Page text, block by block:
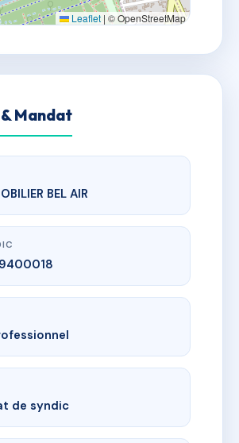
Leaflet | © OpenStreetMap
& Mandat
BEL AIR
de syndic